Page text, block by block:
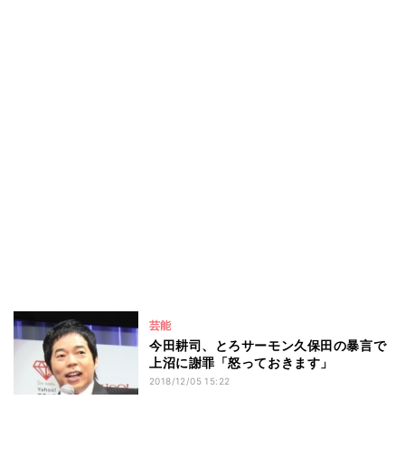
芸能
今田耕司、とろサーモン久保田の暴言で
上沼に謝罪「怒っておきます」
2018/12/05 15:22